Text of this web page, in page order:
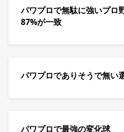
パワプロで無駄に強いプロ
87%が一致
パワプロでありそうで無い
パワプロで最強の変化球